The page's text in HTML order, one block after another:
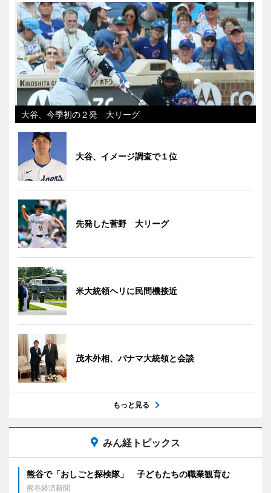
大谷、今季初の２発 大リーグ
大谷、イメージ調査で１位
先発した菅野 大リーグ
米大統領ヘリに民間機接近
茂木外相、パナマ大統領と会談
もっと見る
みん経トピックス
熊谷で「おしごと探検隊」 子どもたちの職業観育む
熊谷経済新聞